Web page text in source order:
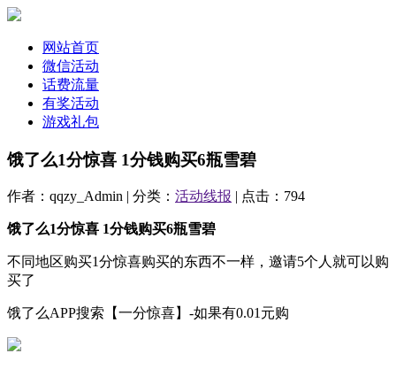
网站首页
微信活动
话费流量
有奖活动
游戏礼包
饿了么1分惊喜 1分钱购买6瓶雪碧
作者：qqzy_Admin | 分类： 活动线报 | 点击：794
饿了么1分惊喜 1分钱购买6瓶雪碧
不同地区购买1分惊喜购买的东西不一样，邀请5个人就可以购
买了
饿了么APP搜索【一分惊喜】-如果有0.01元购